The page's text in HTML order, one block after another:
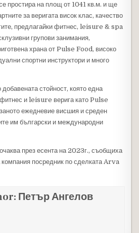
простира на площ от 1041 кв.м. и ще
за веригата висок клас, качество
предлагайки фитнес, leisure & spa
групови занимания,
храна от Pulse Food, високо
спортни инструктори и много
стойност, която една
и leisure верига като Pulse
ежедневие висшия и среден
им български и международни
през есента на 2023г., съобщиха
компания посредник по сделката Arva
Петър Ангелов